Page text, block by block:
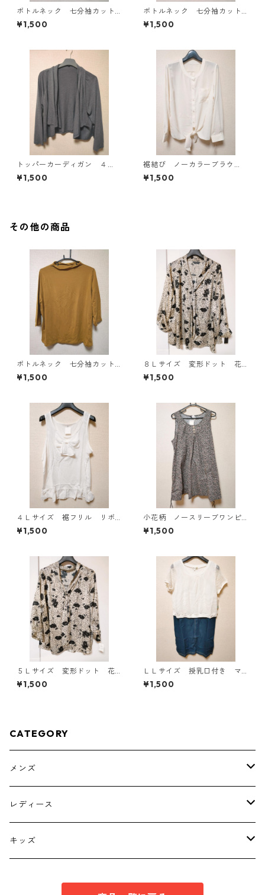
ボトルネック 七分袖カット
ソー ４Ｌ マスタード KA
E-4816
¥1,500
ボトルネック 七分袖カット
ソー ４Ｌ ティールグリー
ン KAE-4815
¥1,500
トッパーカーディガン ４
Ｌ グレー KAE-4814
¥1,500
裾結び ノーカラーブラウ
ス ３Ｌ アイボリー KAE-
4813
¥1,500
その他の商品
ボトルネック 七分袖カット
ソー ４Ｌ マスタード KA
E-4816
¥1,500
８Ｌサイズ 変形ドット 花
柄 ボウタイブラウス オフ
ホワイト KAE-4770
¥1,500
４Ｌサイズ 裾フリル リボ
ン付きタンクトップ オフホ
ワイト KAE-4780
¥1,500
小花柄 ノースリーブワンピ
ース ４Ｌ ブラック KAE-
4819
¥1,500
５Ｌサイズ 変形ドット 花
柄 ボウタイブラウス オフ
ホワイト KAE-4765
¥1,500
ＬＬサイズ 授乳口付き マ
タニティ ドッキングワンピ
ース ホワイト×ブルー KAE
¥1,500
CATEGORY
メンズ
トップス
ボトムス
レディース
トップス
キッズ